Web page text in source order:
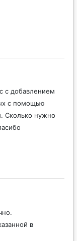
с добавлением
с помощью
Сколько нужно
в